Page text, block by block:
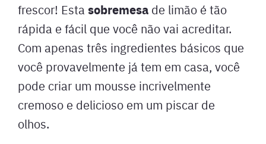
frescor! Esta sobremesa de limão é tão
rápida e fácil que você não vai acreditar.
Com apenas três ingredientes básicos que
você provavelmente já tem em casa, você
pode criar um mousse incrivelmente
cremoso e delicioso em um piscar de
olhos.